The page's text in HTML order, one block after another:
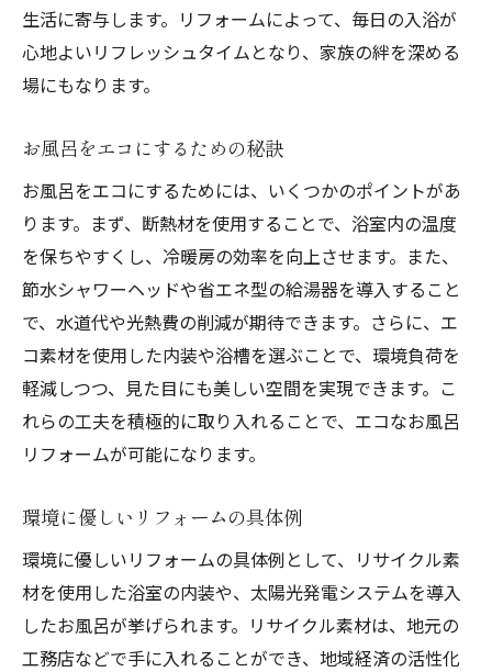
環境に優しい浴室改装のヒント
エコリフォームの最新事例紹介
最新技術で快適なお風呂空間を
エコリフォームでお風呂をさらに快適に
広岡で快適さを追求するリフォーム
エコなお風呂改装のメリット
環境にも優しい浴室作りの工夫
鳥取市での実践的リフォーム術
快適なお風呂空間の作り方
エコリフォームの応用例を紹介
環境に優しいお風呂リフォームのコツ
広岡でのエコ改装成功の秘訣
エコリフォームで得られる快適さ
鳥取市でのエコ改装実例
お風呂リフォームのエコ選択肢
生活に寄与します。リフォームによって、毎日の入浴が
心地よいリフレッシュタイムとなり、家族の絆を深める
場にもなります。
お風呂をエコにするための秘訣
お風呂をエコにするためには、いくつかのポイントがあ
ります。まず、断熱材を使用することで、浴室内の温度
を保ちやすくし、冷暖房の効率を向上させます。また、
節水シャワーヘッドや省エネ型の給湯器を導入すること
で、水道代や光熱費の削減が期待できます。さらに、エ
コ素材を使用した内装や浴槽を選ぶことで、環境負荷を
軽減しつつ、見た目にも美しい空間を実現できます。こ
れらの工夫を積極的に取り入れることで、エコなお風呂
リフォームが可能になります。
環境に優しいリフォームの具体例
環境に優しいリフォームの具体例として、リサイクル素
材を使用した浴室の内装や、太陽光発電システムを導入
したお風呂が挙げられます。リサイクル素材は、地元の
工務店などで手に入れることができ、地域経済の活性化